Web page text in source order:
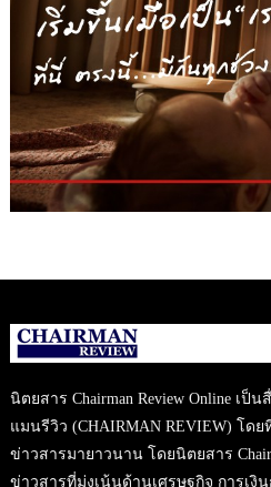
นิตยสาร Chairman Review Online เ
แมนรีวิว (CHAIRMAN REVIEW) โ
ข่าวสารมายาวนาน โดยนิตยสาร
ข่าวสารที่มุ่งเน้นด้านเศรษฐกิจ การเ